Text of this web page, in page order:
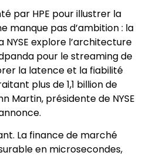
par HPE pour illustrer la
manque pas d’ambition : la
NYSE explore l’architecture
pour le streaming de
la latence et la fiabilité
plus de 1,1 billion de
Martin, présidente de NYSE
La finance de marché
en microsecondes,